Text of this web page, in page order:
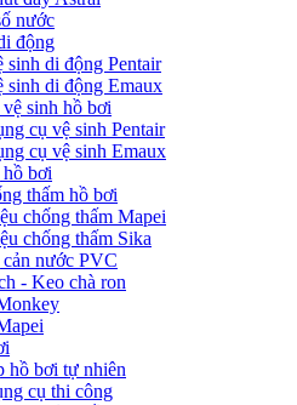
nước
động
sinh di động Pentair
sinh di động Emaux
sinh hồ bơi
cụ vệ sinh Pentair
cụ vệ sinh Emaux
bơi
thấm hồ bơi
chống thấm Mapei
chống thấm Sika
nước PVC
- Keo chà ron
hồ bơi tự nhiên
cụ thi công